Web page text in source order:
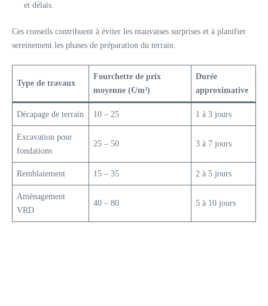
et délais.
Ces conseils contribuent à éviter les mauvaises surprises et à planifier
sereinement les phases de préparation du terrain.
Type de travaux
Fourchette de prix
moyenne (€/m³)
Durée
approximative
Décapage de terrain 10 – 25 1 à 3 jours
Excavation pour
fondations
25 – 50 3 à 7 jours
Remblaiement 15 – 35 2 à 5 jours
Aménagement
VRD
40 – 80 5 à 10 jours